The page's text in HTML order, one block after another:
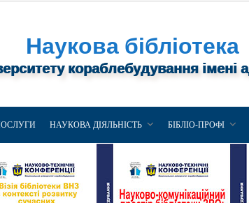
Наукова бібліотека
кораблебудування імені
НАУКОВА ДІЯЛЬНІСТЬ БІБЛІО-ПРОФІ